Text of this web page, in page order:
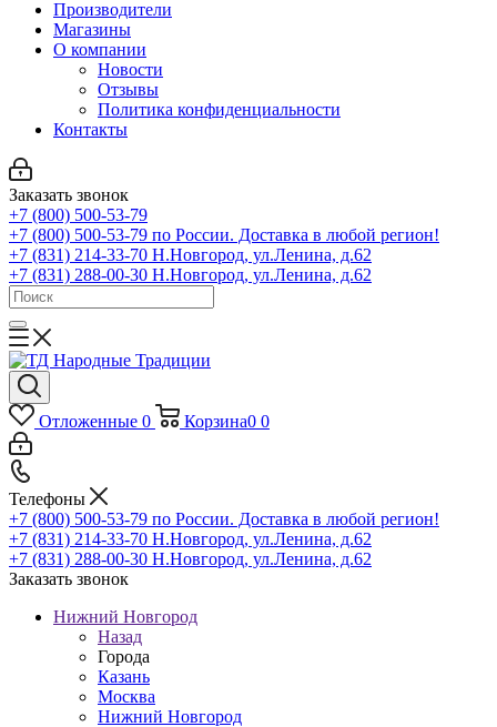
Производители
Магазины
О компании
Новости
Отзывы
Политика конфиденциальности
Контакты
Заказать звонок
+7 (800) 500-53-79
+7 (800) 500-53-79 по России. Доставка в любой регион!
+7 (831) 214-33-70 Н.Новгород, ул.Ленина, д.62
+7 (831) 288-00-30 Н.Новгород, ул.Ленина, д.62
Отложенные 0 Корзина0 0
Телефоны
+7 (800) 500-53-79 по России. Доставка в любой регион!
+7 (831) 214-33-70 Н.Новгород, ул.Ленина, д.62
+7 (831) 288-00-30 Н.Новгород, ул.Ленина, д.62
Заказать звонок
Нижний Новгород
Назад
Города
Казань
Москва
Нижний Новгород